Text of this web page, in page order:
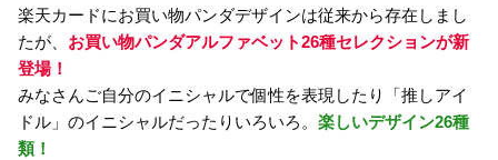
楽天カードにお買い物パンダデザインは従来から存在しまし
たが、 お買い物パンダアルファベット26種セレクションが新
登場！
みなさんご自分のイニシャルで個性を表現したり「推しアイ
ドル」のイニシャルだったりいろいろ。 楽しいデザイン26種
類！